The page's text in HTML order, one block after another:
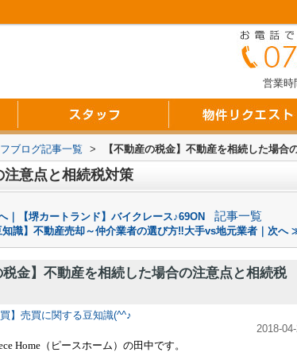
営業時
ブログ記事一覧 > 【不動産の税金】不動産を相続した場合
注意点と相続税対策
｜【堺カートランド】バイクレース♪69ON 記事一覧
知識】不動産売却～仲介業者の選び方‼大手vs地元業者｜次へ
税金】不動産を相続した場合の注意点と相続税
買】売買に関する豆知識(^^♪
2018-
Home（ピースホーム）の田中です。